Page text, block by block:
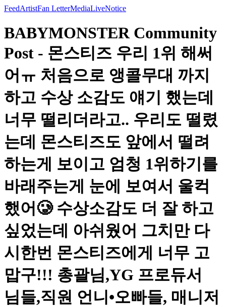
FeedArtistFan LetterMediaLiveNotice
BABYMONSTER Community
Post - 몬스티즈 우리 1위 해써
어ㅠ 처음으로 앵콜무대 까지
하고 수상 소감도 얘기 했는데
너무 떨리더라고.. 우리도 떨렸
는데 몬스티즈도 앞에서 떨려
하는게 보이고 엄청 1위하기를
바래주는게 눈에 보여서 울컥
했어🥲 수상소감도 더 잘 하고
싶었는데 아쉬웠어 그치만 다
시한번 몬스티즈에게 너무 고
맙구!!! 총괄님,YG 프로듀서
님들,직원 언니•오빠들, 매니저